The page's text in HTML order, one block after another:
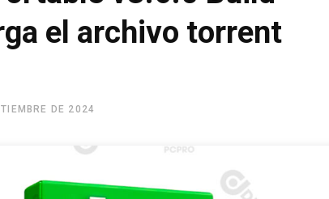
el archivo torrent
DE 2024